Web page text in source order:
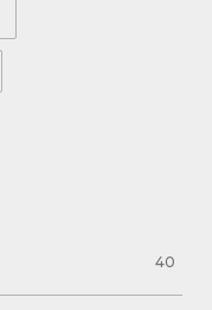
40